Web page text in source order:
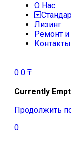
О Нас
Лизинг
Ремонт
Контакты
0 0 ₸
Currently
Продолжить
0